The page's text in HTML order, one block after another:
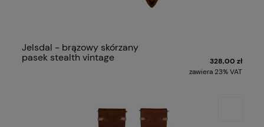
Jelsdal - brązowy skórzany
pasek stealth vintage
328,00 zł
zawiera 23% VAT